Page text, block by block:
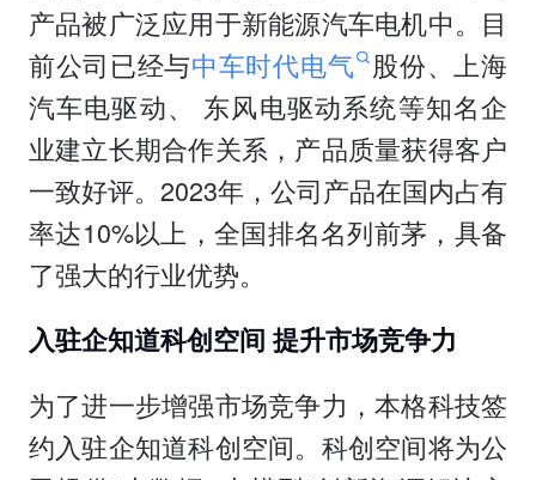
产品被广泛应用于新能源汽车电机中。目
前公司已经与中车时代电气 股份、上海
汽车电驱动、 东风电驱动系统等知名企
业建立长期合作关系，产品质量获得客户
一致好评。2023年，公司产品在国内占有
率达10%以上，全国排名名列前茅，具备
了强大的行业优势。
入驻企知道科创空间 提升市场竞争力
为了进一步增强市场竞争力，本格科技签
约入驻企知道科创空间。科创空间将为公